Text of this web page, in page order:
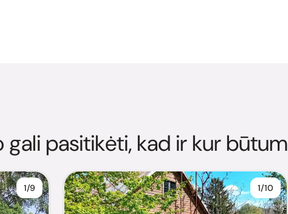
gali pasitikėti, kad ir kur būtum
1/9 1/10